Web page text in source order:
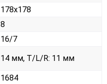
178x178
8
16/7
14 мм, T/L/R: 11 мм
1684